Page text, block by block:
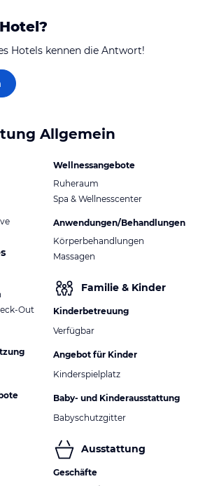
Hotels kennen die Antwort!
Allgemein
Out
Wellnessangebote
Ruheraum
Spa & Wellnesscenter
Anwendungen/Behandlungen
Körperbehandlungen
Massagen
Familie & Kinder
Kinderbetreuung
Verfügbar
Angebot für Kinder
Kinderspielplatz
Baby- und Kinderausstattung
Babyschutzgitter
Ausstattung
Geschäfte